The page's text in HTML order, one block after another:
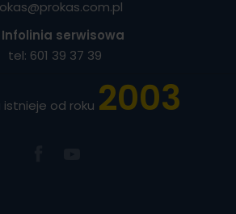
Infolinia serwisowa
tel: 601 39 37 39
od roku 2003